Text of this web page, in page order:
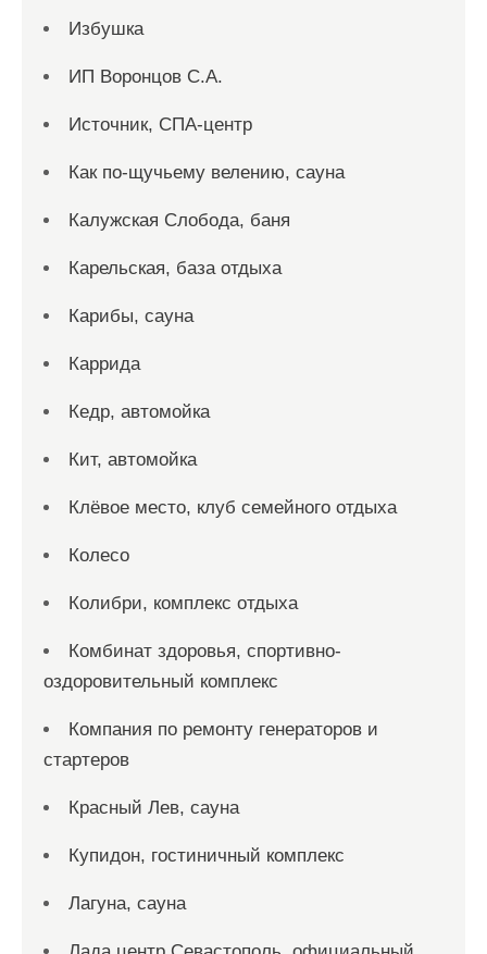
Избушка
ИП Воронцов С.А.
Источник, СПА-центр
Как по-щучьему велению, сауна
Калужская Слобода, баня
Карельская, база отдыха
Карибы, сауна
Каррида
Кедр, автомойка
Кит, автомойка
Клёвое место, клуб семейного отдыха
Колесо
Колибри, комплекс отдыха
Комбинат здоровья, спортивно-
оздоровительный комплекс
Компания по ремонту генераторов и
стартеров
Красный Лев, сауна
Купидон, гостиничный комплекс
Лагуна, сауна